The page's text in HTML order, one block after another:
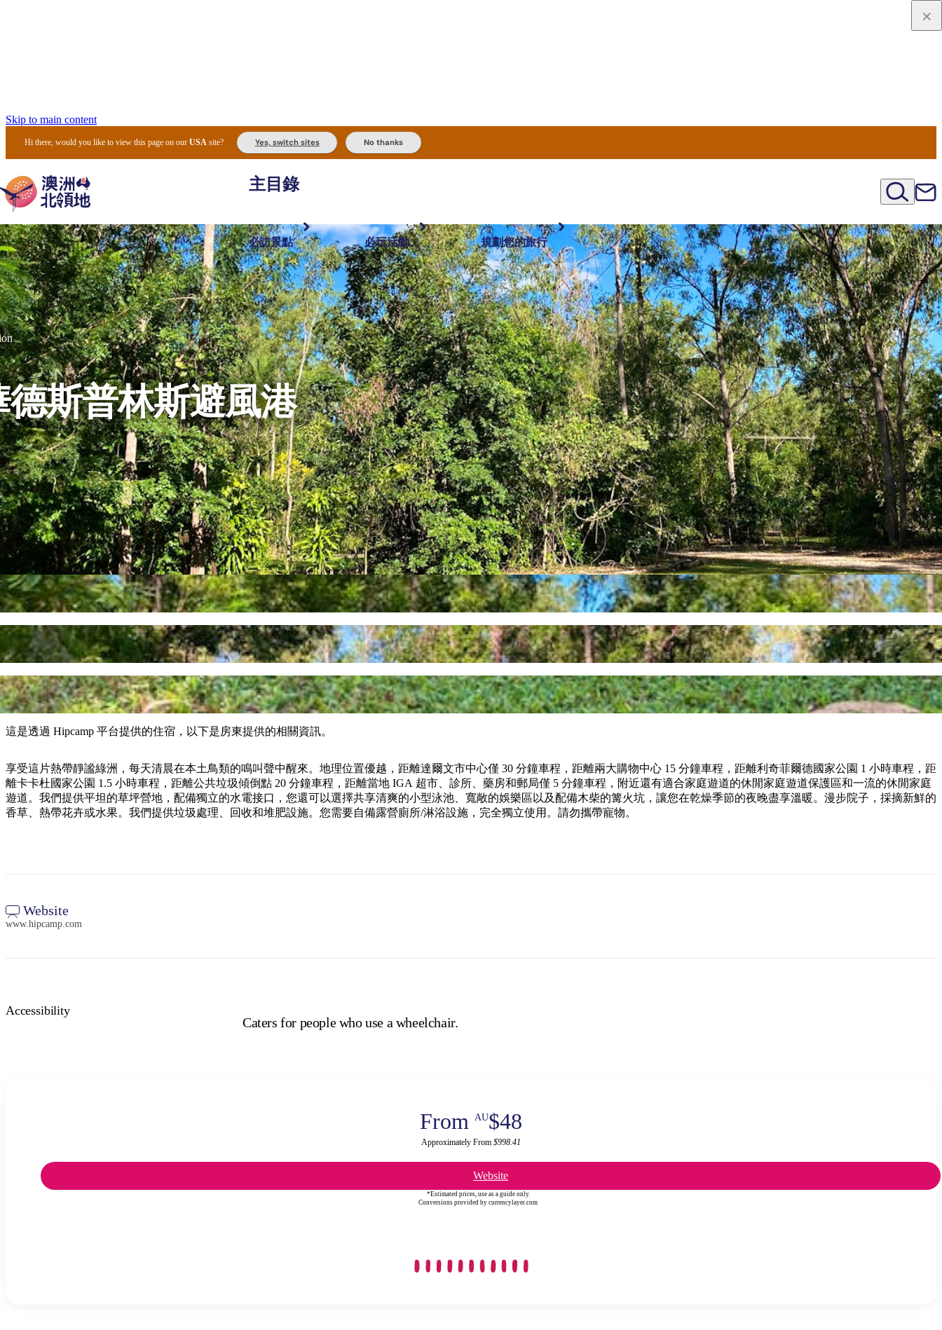
Skip to main content
Hi there, would you like to view this page on ourUSA site? Yes, switch sites No thanks
主目錄
必訪景點
最受歡迎目的地 內陸和戶外 按地區探索
必玩活動
體驗 旅客類型 推薦榜單
規劃您的旅行
規劃和預訂 實用資訊 規劃工具
搜尋:
德斯普林斯避風港
這是透過 Hipcamp 平台提供的住宿，以下是房東提供的相關資訊。
享受這片熱帶靜謐綠洲，每天清晨在本土鳥類的鳴叫聲中醒來。地理位置優越，距離達爾文市中心僅 30 分鐘車程，距離兩大購物中心 15 分鐘車程，距離利奇菲爾德國家公園 1 小時車程，距
離卡卡杜國家公園 1.5 小時車程，距離公共垃圾傾倒點 20 分鐘車程，距離當地 IGA 超市、診所、藥房和郵局僅 5 分鐘車程，附近還有適合家庭遊道的休閒家庭遊道保護區和一流的休閒家庭
遊道。我們提供平坦的草坪營地，配備獨立的水電接口，您還可以選擇共享清爽的小型泳池、寬敞的娛樂區以及配備木柴的篝火坑，讓您在乾燥季節的夜晚盡享溫暖。漫步院子，採摘新鮮的
香草、熱帶花卉或水果。我們提供垃圾處理、回收和堆肥設施。您需要自備露營廁所/淋浴設施，完全獨立使用。請勿攜帶寵物。
Website
www.hipcamp.com
Accessibility
Caters for people who use a wheelchair.
From AU$48
Approximately From $998.41
Website
*Estimated prices, use as a guide only.
Conversions provided by currencylayer.com